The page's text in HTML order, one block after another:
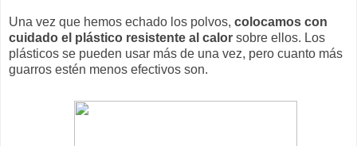
Una vez que hemos echado los polvos, colocamos con
cuidado el plástico resistente al calor sobre ellos. Los
plásticos se pueden usar más de una vez, pero cuanto más
guarros estén menos efectivos son.